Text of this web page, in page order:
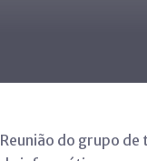
Reunião do grupo de